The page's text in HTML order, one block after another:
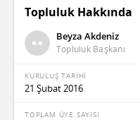
Topluluk Hakkında
Beyza Akdeniz
Topluluk Başkanı
KURULUŞ TARİHİ
21 Şubat 2016
TOPLAM ÜYE SAYISI